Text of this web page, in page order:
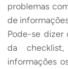
problemas
de
Pode-se dizer
da
informações